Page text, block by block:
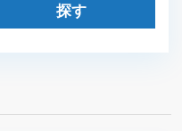
探す